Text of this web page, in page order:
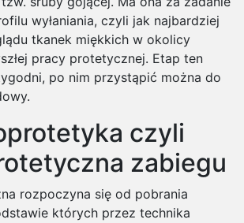
wyłaniania, czyli jak najbardziej
tkanek miękkich w okolicy
pracy protetycznej. Etap ten
po nim przystąpić można do
czyli
zabiegu
rozpoczyna się od pobrania
których przez technika